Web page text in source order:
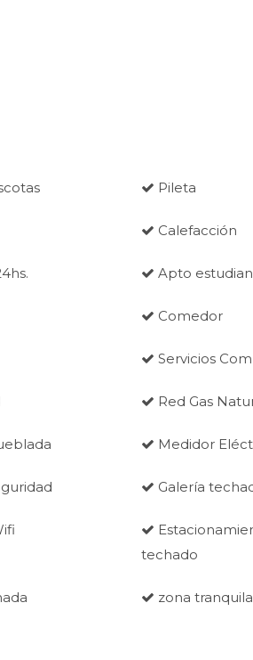
Pileta
Calefacción
Apto
Comedor
Servicios
Red Gas
Medidor
Galería
techado
zona tranquila